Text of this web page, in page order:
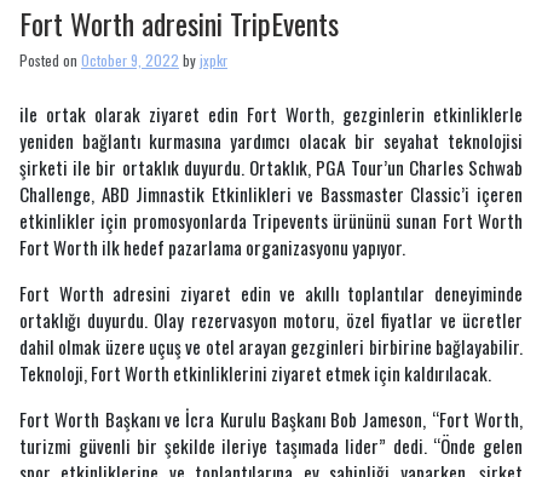
Beyzbol
Spor
Büyütmek
İçin
Çaba
Yetkili
Fort Worth adresini TripEvents
Posted on October 9, 2022 byjxpkr
ile ortak olarak ziyaret edin Fort Worth, gezginlerin etkinliklerle
yeniden bağlantı kurmasına yardımcı olacak bir seyahat teknolojisi
şirketi ile bir ortaklık duyurdu. Ortaklık, PGA Tour’un Charles Schwab
Challenge, ABD Jimnastik Etkinlikleri ve Bassmaster Classic’i içeren
etkinlikler için promosyonlarda Tripevents ürününü sunan Fort Worth
Fort Worth ilk hedef pazarlama organizasyonu yapıyor.
Fort Worth adresini ziyaret edin ve akıllı toplantılar deneyiminde
ortaklığı duyurdu. Olay rezervasyon motoru, özel fiyatlar ve ücretler
dahil olmak üzere uçuş ve otel arayan gezginleri birbirine bağlayabilir.
Teknoloji, Fort Worth etkinliklerini ziyaret etmek için kaldırılacak.
Fort Worth Başkanı ve İcra Kurulu Başkanı Bob Jameson, “Fort Worth,
turizmi güvenli bir şekilde ileriye taşımada lider” dedi. “Önde gelen